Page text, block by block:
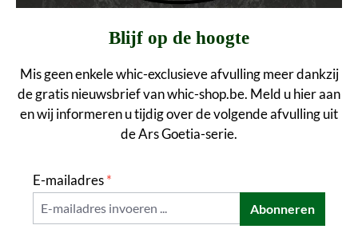
Blijf op de hoogte
Mis geen enkele whic-exclusieve afvulling meer dankzij
de gratis nieuwsbrief van whic-shop.be. Meld u hier aan
en wij informeren u tijdig over de volgende afvulling uit
de Ars Goetia-serie.
E-mailadres*
Abonneren